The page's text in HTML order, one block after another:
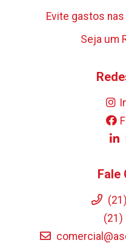
Evite gastos
Seja um
Fale
(21)